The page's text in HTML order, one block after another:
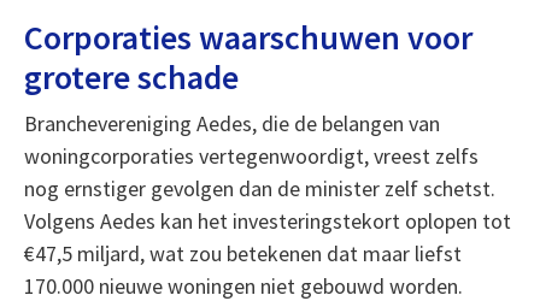
Corporaties waarschuwen voor
grotere schade
Branchevereniging Aedes, die de belangen van
woningcorporaties vertegenwoordigt, vreest zelfs
nog ernstiger gevolgen dan de minister zelf schetst.
Volgens Aedes kan het investeringstekort oplopen tot
€47,5 miljard, wat zou betekenen dat maar liefst
170.000 nieuwe woningen niet gebouwd worden.